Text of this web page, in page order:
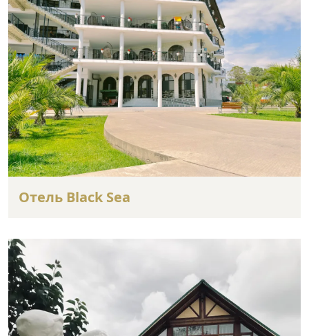
Отель Black Sea